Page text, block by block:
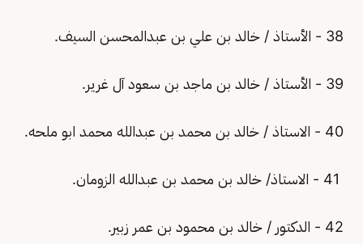
38 - الأستاذ / خالد بن علي بن عبدالمحسن السيف.
39 - الأستاذ / خالد بن ماجد بن سعود آل غرير.
40 - الاستاذ / خالد بن محمد بن عبدالله محمد ابو ملحه.
42 - الدكتور / خالد بن محمود بن عمر زبير.